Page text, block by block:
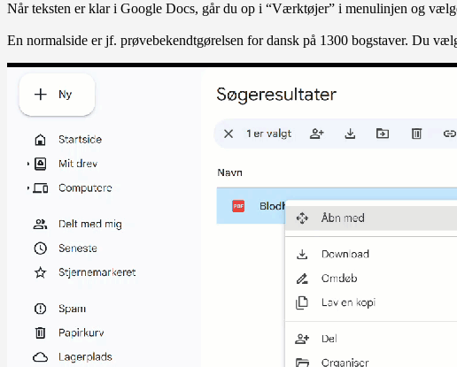
Når teksten er klar i Google Docs, går du op i “Værktøjer” i menulinjen og
En normalside er jf. prøvebekendtgørelsen for dansk på 1300 bogstaver. Du